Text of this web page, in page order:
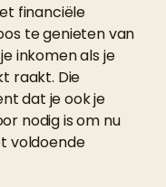
financiële
te genieten van
inkomen als je
raakt. Die
dat je ook je
nodig is om nu
voldoende